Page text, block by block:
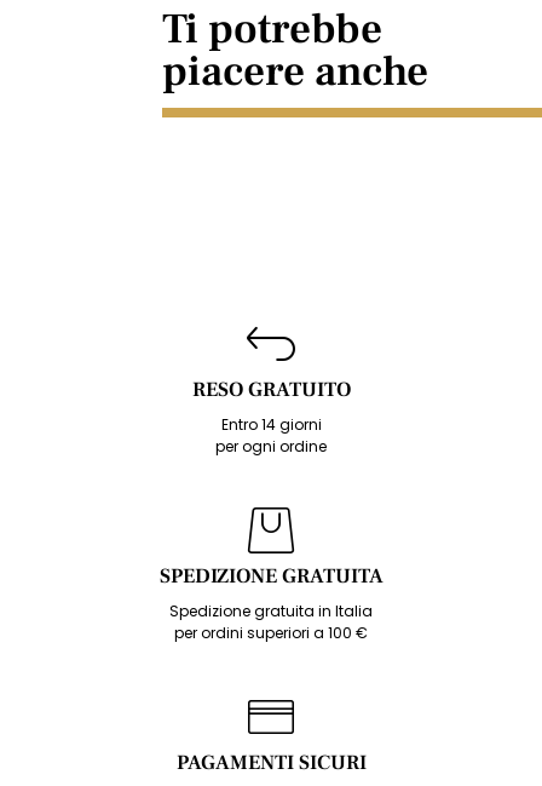
Ti potrebbe
piacere anche
RESO GRATUITO
Entro 14 giorni
per ogni ordine
SPEDIZIONE GRATUITA
Spedizione gratuita in Italia
per ordini superiori a 100 €
PAGAMENTI SICURI